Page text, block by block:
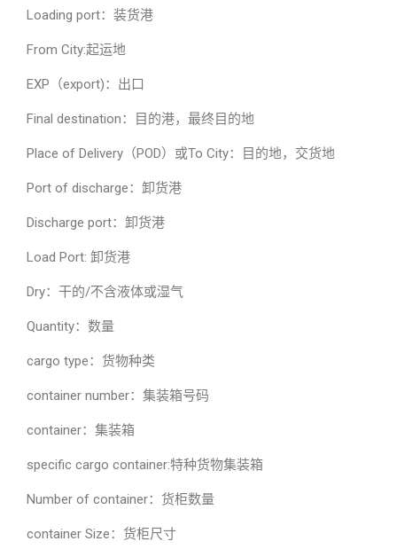
Loading port：装货港
From City:起运地
EXP（export)：出口
Final destination：目的港，最终目的地
Place of Delivery（POD）或To City：目的地，交货地
Port of discharge：卸货港
Discharge port：卸货港
Load Port: 卸货港
Dry：干的/不含液体或湿气
Quantity：数量
cargo type：货物种类
container number：集装箱号码
container：集装箱
specific cargo container:特种货物集装箱
Number of container：货柜数量
container Size：货柜尺寸